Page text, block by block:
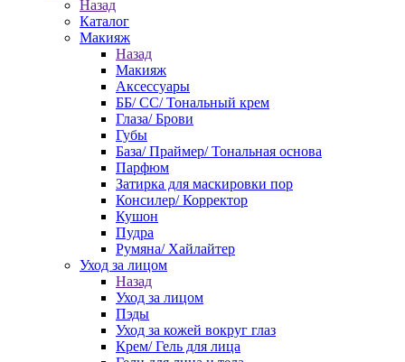
Назад
Каталог
Макияж
Назад
Макияж
Аксессуары
ББ/ СС/ Тональный крем
Глаза/ Брови
Губы
База/ Праймер/ Тональная основа
Парфюм
Затирка для маскировки пор
Консилер/ Корректор
Кушон
Пудра
Румяна/ Хайлайтер
Уход за лицом
Назад
Уход за лицом
Пэды
Уход за кожей вокруг глаз
Крем/ Гель для лица